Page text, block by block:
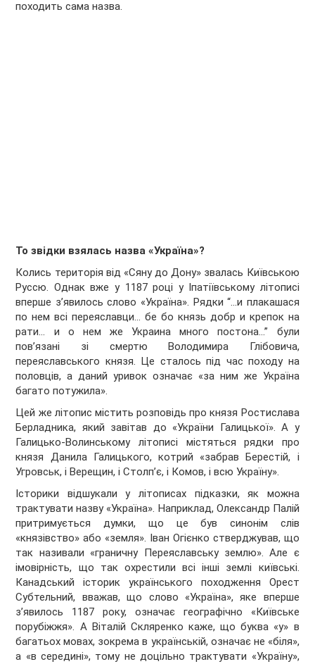
походить сама назва.
То звідки взялась назва «Україна»?
Колись територія від «Сяну до Дону» звалась Київською
Руссю. Однак вже у 1187 році у Іпатіївському літописі
вперше з’явилось слово «Україна». Рядки “…и плакашася
по нем всі переяславци… бе бо князь добр и крепок на
рати… и о нем же Украина много постона…” були
пов’язані зі смертю Володимира Глібовича,
переяславського князя. Це сталось під час походу на
половців, а даний уривок означає «за ним же Україна
багато потужила».
Цей же літопис містить розповідь про князя Ростислава
Берладника, який завітав до «України Галицької». А у
Галицько-Волинському літописі містяться рядки про
князя Данила Галицького, котрий «забрав Берестій, і
Угровськ, і Верещин, і Столп’є, і Комов, і всю Україну».
Історики відшукали у літописах підказки, як можна
трактувати назву «Україна». Наприклад, Олександр Палій
притримується думки, що це був синонім слів
«князівство» або «земля». Іван Огієнко стверджував, що
так називали «граничну Переяславську землю». Але є
імовірність, що так охрестили всі інші землі київські.
Канадський історик українського походження Орест
Субтельний, вважав, що слово «Україна», яке вперше
з’явилось 1187 року, означає географічно «Київське
порубіжжя». А Віталій Скляренко каже, що буква «у» в
багатьох мовах, зокрема в українській, означає не «біля»,
а «в середині», тому не доцільно трактувати «Україну»,